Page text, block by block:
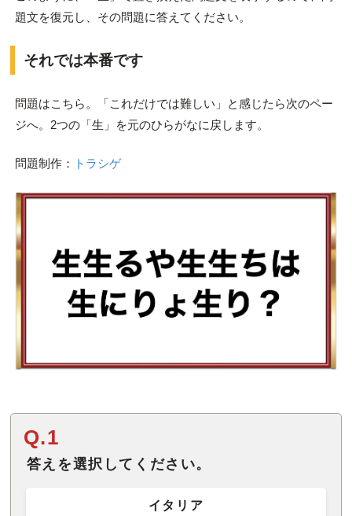
題文を復元し、その問題に答えてください。
それでは本番です
問題はこちら。「これだけでは難しい」と感じたら次のペー
ジへ。2つの「生」を元のひらがなに戻します。
問題制作： トラシゲ
Q.1
答えを選択してください。
イタリア